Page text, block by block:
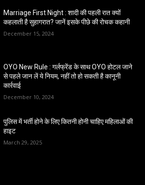
Marriage First Night : शादी की पहली रात क्यों
कहलाती है सुहागरात? जानें इसके पीछे की रोचक कहानी
December 15, 2024
OYO New Rule : गर्लफ्रेंड के साथ OYO होटल जाने
से पहले जान लें ये नियम, नहीं तो हो सकती है कानूनी
कार्रवाई
December 10, 2024
पुलिस में भर्ती होने के लिए कितनी होनी चाहिए महिलाओं की
हाइट
March 29, 2025